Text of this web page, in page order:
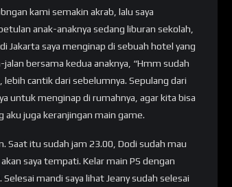
kami semakin akrab, lalu saya
anak-anaknya sedang liburan sekolah,
Jakarta saya menginap di sebuah hotel yang
bersama kedua anaknya, “Hmm sudah
cantik dari sebelumnya. Sepulang dari
untuk menginap di rumahnya, agar kita bisa
juga keranjingan main game.
Saat itu sudah jam 23.00, Dodi sudah mau
saya tempati. Kelar main PS dengan
mandi saya lihat Jeany sudah selesai